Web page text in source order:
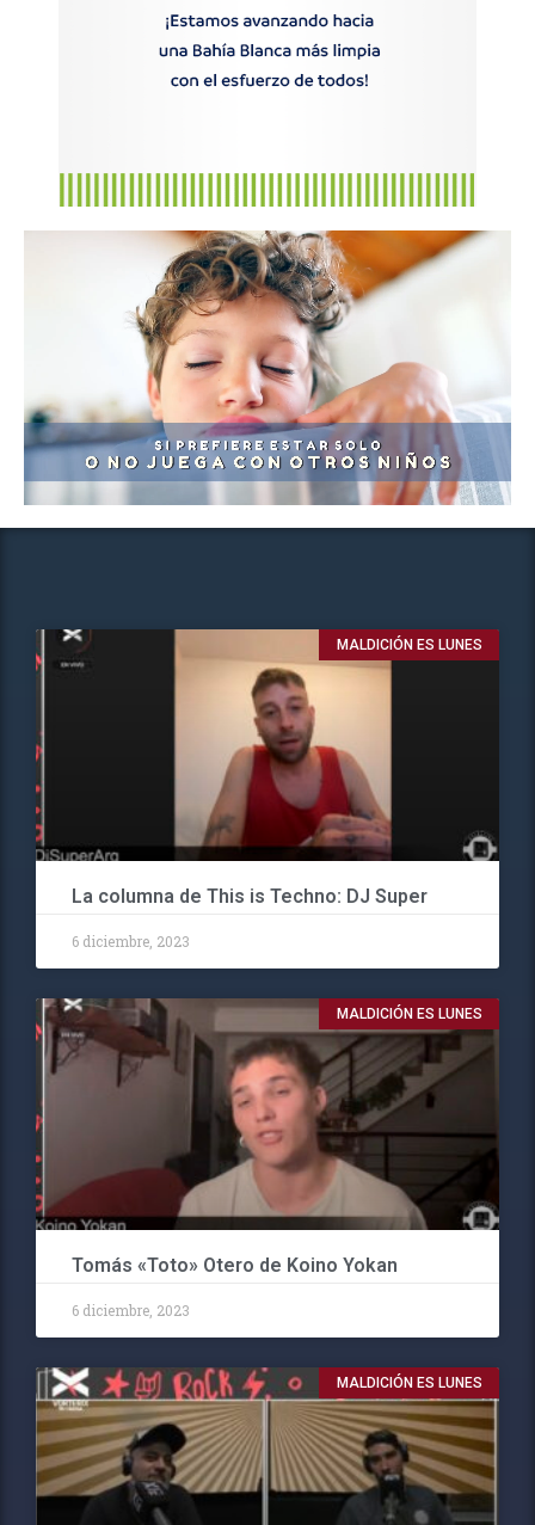
MALDICIÓN ES LUNES
La columna de This is Techno: DJ Super
6 diciembre, 2023
MALDICIÓN ES LUNES
Tomás «Toto» Otero de Koino Yokan
6 diciembre, 2023
MALDICIÓN ES LUNES